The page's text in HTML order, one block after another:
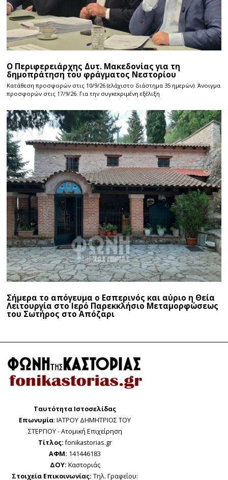
Ο Περιφερειάρχης Δυτ. Μακεδονίας για τη
δημοπράτηση του φράγματος Νεστορίου
Κατάθεση προσφορών στις 10/9/26 (ελάχιστο διάστημα 35 ημερών). Άνοιγμα
προσφορών στις 17/9/26. Για την συγκεκριμένη εξέλιξη
Σήμερα το απόγευμα ο Εσπερινός και αύριο η Θεία
Λειτουργία στο Ιερό Παρεκκλήσιο Μεταμορφώσεως
του Σωτήρος στο Απόζαρι
Ταυτότητα Ιστοσελίδας
Επωνυμία: ΙΑΤΡΟΥ ΔΗΜΗΤΡΙΟΣ ΤΟΥ
ΣΤΕΡΓΙΟΥ - Ατομική Επιχείρηση
Τίτλος:fonikastorias.gr
ΑΦΜ: 141446183
ΔΟΥ: Καστοριάς
Στοιχεία Επικοινωνίας: Τηλ. Γραφείου: